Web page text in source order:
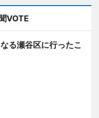
VOTE
る瀬谷区に行ったこ